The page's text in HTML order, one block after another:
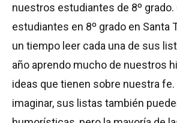
nuestros estudiantes de 8º grado.
estudiantes en 8º grado en Santa
un tiempo leer cada una de sus
año aprendo mucho de nuestros
ideas que tienen sobre nuestra
imaginar, sus listas también